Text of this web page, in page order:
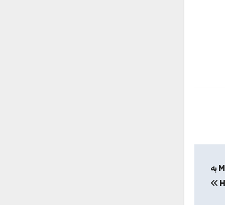
مشخصات و قیمت خرید کابل مبدل Mini DisplayPort به